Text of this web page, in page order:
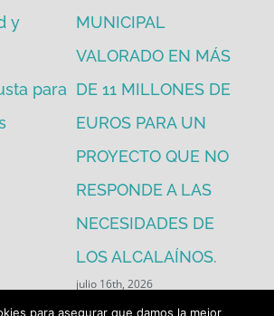
y
para
MUNICIPAL
VALORADO EN MÁS
DE 11 MILLONES DE
EUROS PARA UN
PROYECTO QUE NO
RESPONDE A LAS
NECESIDADES DE
LOS ALCALAÍNOS.
julio 16th, 2026
para asegurar que damos la mejor